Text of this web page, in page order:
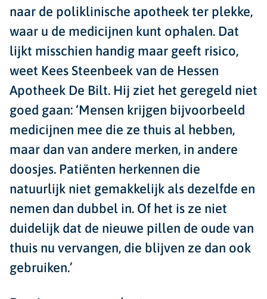
naar de poliklinische apotheek ter plekke,
waar u de medicijnen kunt ophalen. Dat
lijkt misschien handig maar geeft risico,
weet Kees Steenbeek van de Hessen
Apotheek De Bilt. Hij ziet het geregeld niet
goed gaan: ‘Mensen krijgen bijvoorbeeld
medicijnen mee die ze thuis al hebben,
maar dan van andere merken, in andere
doosjes. Patiënten herkennen die
natuurlijk niet gemakkelijk als dezelfde en
nemen dan dubbel in. Of het is ze niet
duidelijk dat de nieuwe pillen de oude van
thuis nu vervangen, die blijven ze dan ook
gebruiken.’